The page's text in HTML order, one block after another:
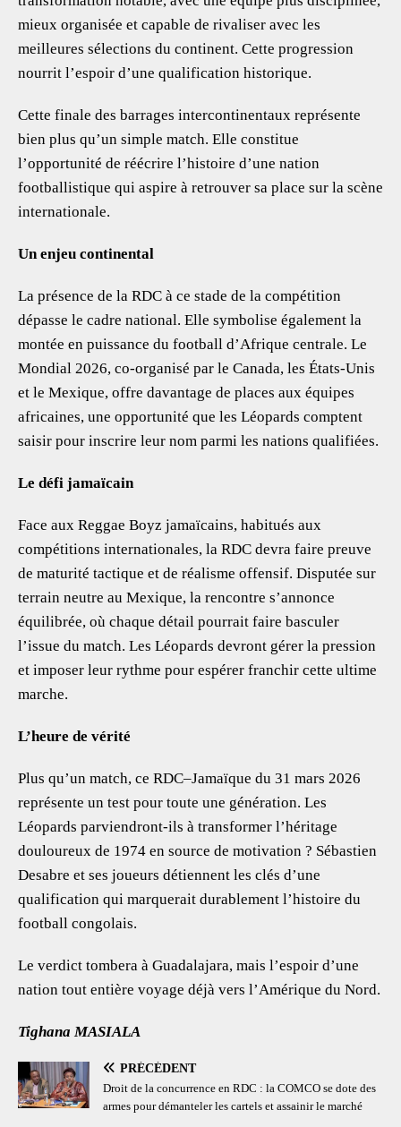
mieux organisée et capable de rivaliser avec les
meilleures sélections du continent. Cette progression
nourrit l’espoir d’une qualification historique.
Cette finale des barrages intercontinentaux représente
bien plus qu’un simple match. Elle constitue
l’opportunité de réécrire l’histoire d’une nation
footballistique qui aspire à retrouver sa place sur la scène
internationale.
Un enjeu continental
La présence de la RDC à ce stade de la compétition
dépasse le cadre national. Elle symbolise également la
montée en puissance du football d’Afrique centrale. Le
Mondial 2026, co-organisé par le Canada, les États-Unis
et le Mexique, offre davantage de places aux équipes
africaines, une opportunité que les Léopards comptent
saisir pour inscrire leur nom parmi les nations qualifiées.
Le défi jamaïcain
Face aux Reggae Boyz jamaïcains, habitués aux
compétitions internationales, la RDC devra faire preuve
de maturité tactique et de réalisme offensif. Disputée sur
terrain neutre au Mexique, la rencontre s’annonce
équilibrée, où chaque détail pourrait faire basculer
l’issue du match. Les Léopards devront gérer la pression
et imposer leur rythme pour espérer franchir cette ultime
marche.
L’heure de vérité
Plus qu’un match, ce RDC–Jamaïque du 31 mars 2026
représente un test pour toute une génération. Les
Léopards parviendront-ils à transformer l’héritage
douloureux de 1974 en source de motivation ? Sébastien
Desabre et ses joueurs détiennent les clés d’une
qualification qui marquerait durablement l’histoire du
football congolais.
Le verdict tombera à Guadalajara, mais l’espoir d’une
nation tout entière voyage déjà vers l’Amérique du Nord.
Tighana MASIALA
PRÉCÉDENT
Droit de la concurrence en RDC : la COMCO se dote des
armes pour démanteler les cartels et assainir le marché